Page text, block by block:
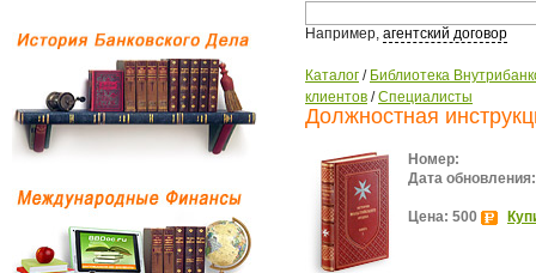
Например, агентский договор
Каталог / Библиотека
клиентов /Специалисты
Должностная
Номер:
Дата обновления:
Цена: 500